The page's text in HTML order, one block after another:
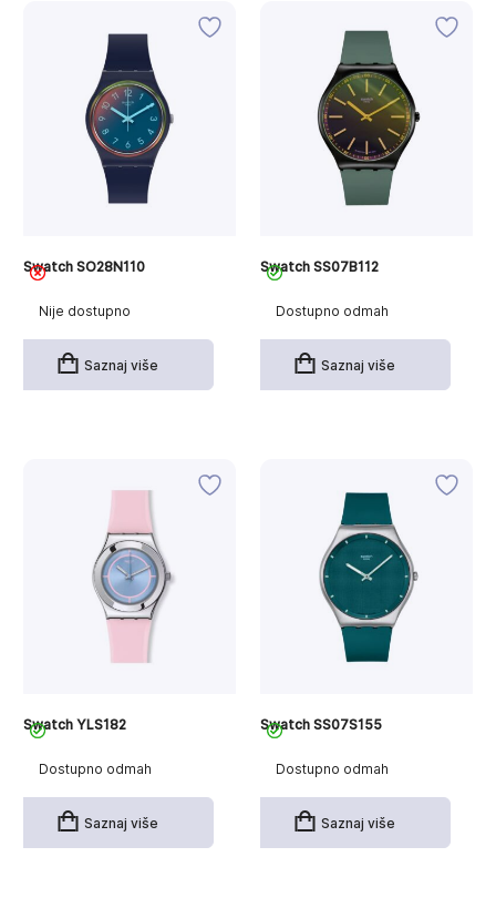
Nije dostupno
Swatch SO28N110
Saznaj više
Dostupno odmah
Swatch SS07B112
Saznaj više
Dostupno odmah
Swatch YLS182
Saznaj više
Dostupno odmah
Swatch SS07S155
Saznaj više